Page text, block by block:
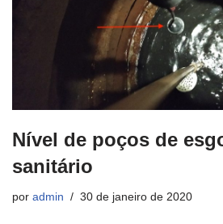
Nível de poços de
sanitário
por admin 30 de janeiro de 2020